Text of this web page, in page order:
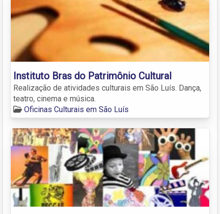
Instituto Bras do Patrimônio Cultural
Realização de atividades culturais em São Luís. Dança,
teatro, cinema e música.
Oficinas Culturais em São Luís